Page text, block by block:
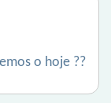
o hoje ??